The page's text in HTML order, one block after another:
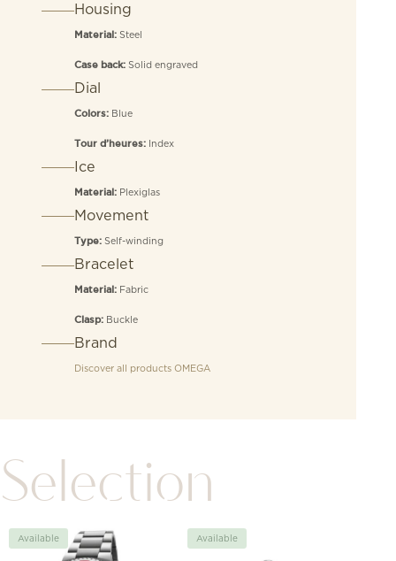
Housing
Material: Steel
Case back: Solid engraved
Dial
Colors: Blue
Tour d’heures: Index
Ice
Material: Plexiglas
Movement
Type: Self-winding
Bracelet
Material: Fabric
Clasp: Buckle
Brand
Discover all products OMEGA
Selection
Available Available